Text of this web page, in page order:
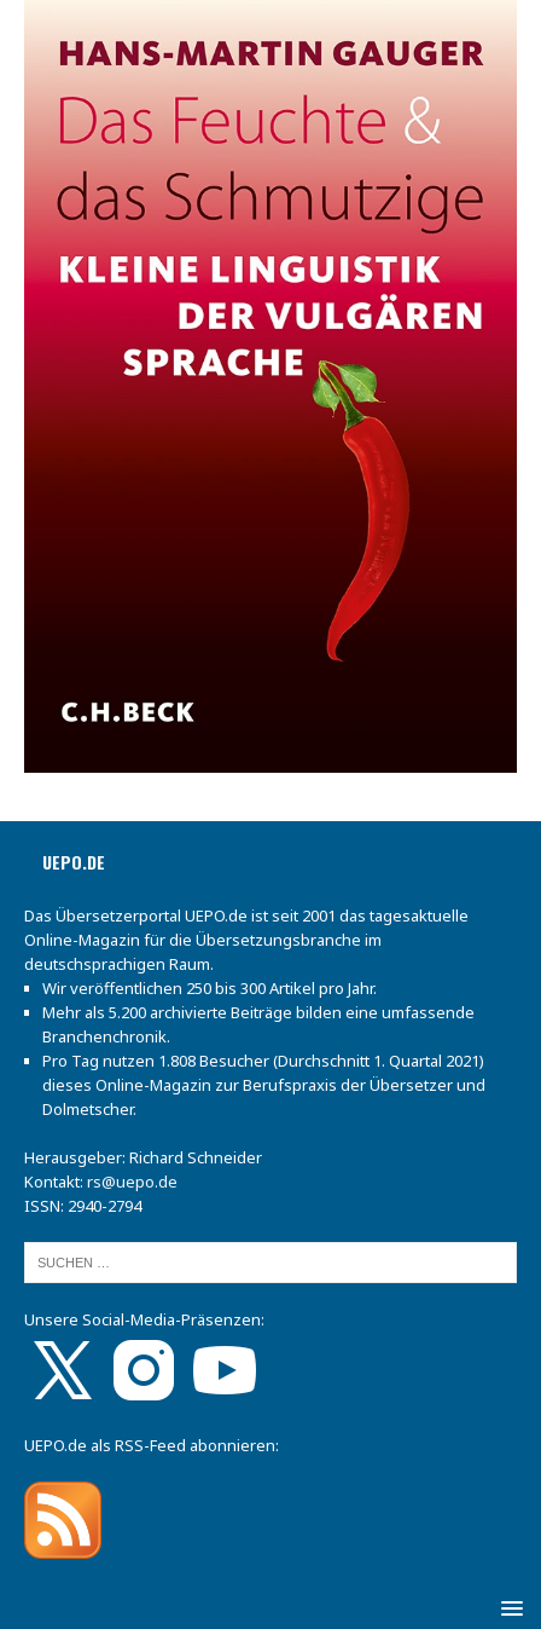
UEPO.DE
Das Übersetzerportal UEPO.de ist seit 2001 das tagesaktuelle
Online-Magazin für die Übersetzungsbranche im
deutschsprachigen Raum.
Wir veröffentlichen 250 bis 300 Artikel pro Jahr.
Mehr als 5.200 archivierte Beiträge bilden eine umfassende
Branchenchronik.
Pro Tag nutzen 1.808 Besucher (Durchschnitt 1. Quartal 2021)
dieses Online-Magazin zur Berufspraxis der Übersetzer und
Dolmetscher.
Herausgeber: Richard Schneider
Kontakt: rs@uepo.de
ISSN: 2940-2794
Unsere Social-Media-Präsenzen:
UEPO.de als RSS-Feed abonnieren: